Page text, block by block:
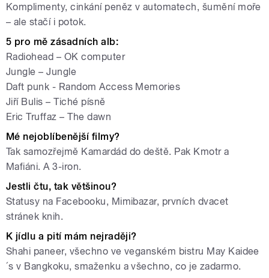
Komplimenty, cinkání peněz v automatech, šumění moře
– ale stačí i potok.
5 pro mě zásadních alb:
Radiohead – OK computer
Jungle – Jungle
Daft punk - Random Access Memories
Jiří Bulis – Tiché písně
Eric Truffaz – The dawn
Mé nejoblíbenější filmy?
Tak samozřejmě Kamardád do deště. Pak Kmotr a
Mafiáni. A 3-iron.
Jestli čtu, tak většinou?
Statusy na Facebooku, Mimibazar, prvních dvacet
stránek knih.
K jídlu a pití mám nejraději?
Shahi paneer, všechno ve veganském bistru May Kaidee
´s v Bangkoku, smaženku a všechno, co je zadarmo.